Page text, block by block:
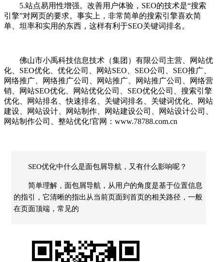
5.站点易用性增强。改善用户体验，SEO的技术是“搜索
引擎”对网页的要求。事实上，非常简单的搜索引擎喜欢简
单、坦率和实用的东西，这样有利于SEO关键词排名。
佛山市小禹科技信息技术（集团）有限公司主营、网站优
化、SEO优化、优化公司、网站SEO、SEO公司、SEO推广、
网络推广、网络推广公司、网站推广、网站推广公司、网络营
销、网站SEO优化、网站优化公司、SEO优化公司、搜索引擎
优化、网站排名、快速排名、关键词排名、关键词优化、网站
建设、网站设计、网站制作、网站建设公司、网站设计公司、
网站制作公司、整站优化!官网：www.78788.com.cn
SEO优化中什么是面包屑导航，又有什么影响呢？
简单理解，面包屑导航，从用户的角度是基于位置信息
的指引，它清晰的指出从当前页面到首页的相关路径，一般
在页面顶端，常见的